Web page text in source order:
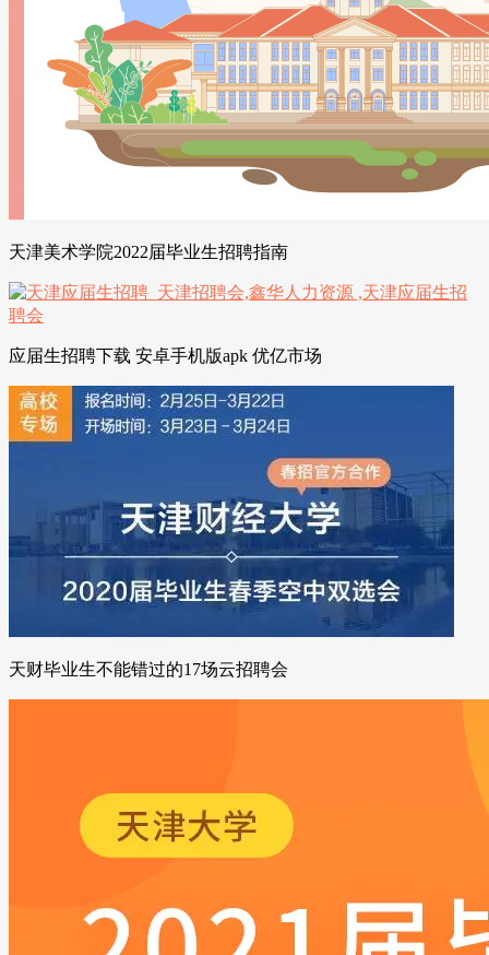
天津美术学院2022届毕业生招聘指南
应届生招聘下载 安卓手机版apk 优亿市场
天财毕业生不能错过的17场云招聘会